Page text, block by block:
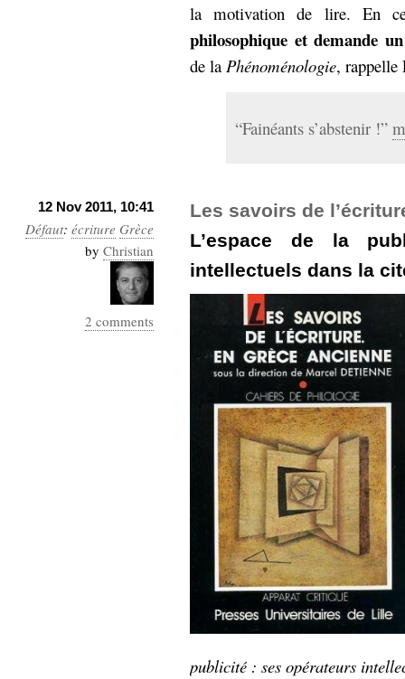
la motivation de lire. En
philosophique et demande
de la Phénoménologie, rappelle
“Fainéants s’abstenir !”
12 Nov 2011, 10:41
Défaut: écriture Grèce
by Christian
2 comments
Les savoirs de
L’espace de la
intellectuels dans la
publicité : ses opérateurs